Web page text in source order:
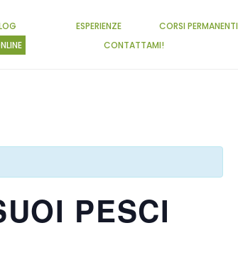
ESPERIENZE
CORSI PERMANENTI
CONTATTAMI!
PESCI